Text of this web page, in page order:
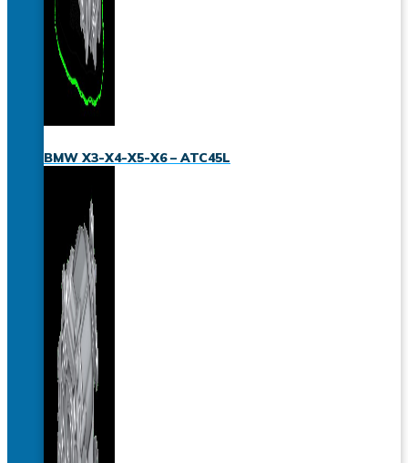
BMW X3-X4-X5-X6 – ATC45L